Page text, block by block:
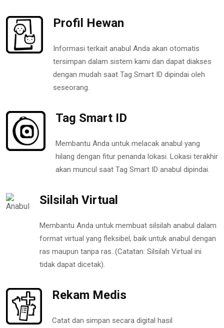
Profil Hewan
Informasi terkait anabul Anda akan otomatis
tersimpan dalam sistem kami dan dapat diakses
dengan mudah saat Tag Smart ID dipindai oleh
seseorang.
Tag Smart ID
Membantu Anda untuk melacak anabul yang
hilang dengan fitur penanda lokasi. Lokasi terakhir
akan muncul saat Tag Smart ID anabul dipindai.
Silsilah Virtual
Membantu Anda untuk membuat silsilah anabul dalam
format virtual yang fleksibel, baik untuk anabul dengan
ras maupun tanpa ras. (Catatan: Silsilah Virtual ini
tidak dapat dicetak).
Rekam Medis
Catat dan simpan secara digital hasil